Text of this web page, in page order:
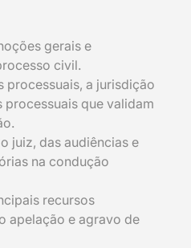
gerais e
civil.
processuais, a jurisdição
processuais que validam
juiz, das audiências e
na condução
recursos
apelação e agravo de